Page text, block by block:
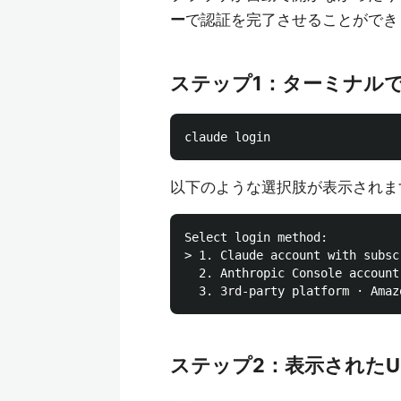
ーで認証を完了させることがで
ステップ1：ターミナル
以下のような選択肢が表示され
Select login method:
> 1. Claude account with
2. Anthropic Console
ステップ2：表示された